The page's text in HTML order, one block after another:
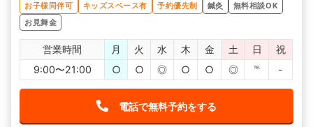
お子様同伴可 キッズスペース有 予約優先制 鍼灸
無料相談OK
お見舞金
営業時間 月 火 水 木 金 土 日
祝
9:00〜21:00
○ ○ ◎ ○ ○ ◎ ℡ -
電話で無料予約をする